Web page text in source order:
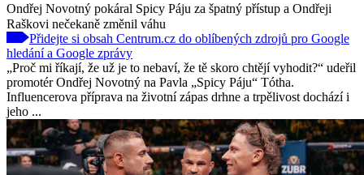
Ondřej Novotný pokáral Spicy Páju za špatný přístup a Ondřeji
Raškovi nečekaně změnil váhu
Přidejte si obsah Centrum.cz do oblíbených zdrojů pro Google
hledání a Google zprávy
„Proč mi říkají, že už je to nebaví, že tě skoro chtějí vyhodit?“ udeřil
promotér Ondřej Novotný na Pavla „Spicy Páju“ Tótha.
Influencerova příprava na životní zápas drhne a trpělivost dochází i
jeho ...